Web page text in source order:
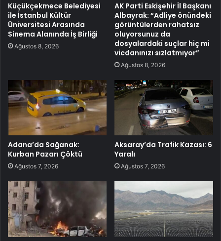
Küçükçekmece Belediyesi
ile İstanbul Kültür
Üniversitesi Arasında
Sinema Alanında İş Birliği
Ağustos 8, 2026
AK Parti Eskişehir İl Başkanı
Albayrak: “Adliye önündeki
görüntülerden rahatsız
oluyorsunuz da
dosyalardaki suçlar hiç mi
vicdanınızı sızlatmıyor”
Ağustos 8, 2026
Adana’da Sağanak:
Kurban Pazarı Çöktü
Ağustos 7, 2026
Aksaray’da Trafik Kazası: 6
Yaralı
Ağustos 7, 2026